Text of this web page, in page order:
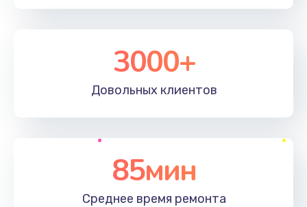
3000+
Довольных клиентов
85мин
Среднее время ремонта